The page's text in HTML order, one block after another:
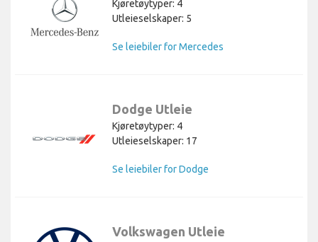
Kjøretøytyper: 4
Utleieselskaper: 5
Se leiebiler for Mercedes
Dodge Utleie
Kjøretøytyper: 4
Utleieselskaper: 17
Se leiebiler for Dodge
Volkswagen Utleie